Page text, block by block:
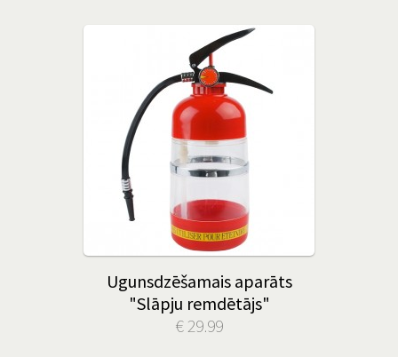
Ugunsdzēšamais aparāts
"Slāpju remdētājs"
€ 29.99